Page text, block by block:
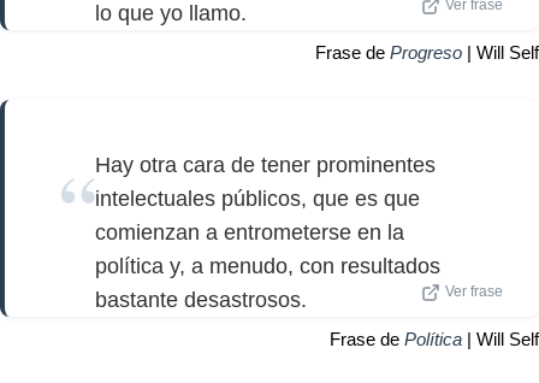
lo que yo llamo.
Ver frase
Frase de Progreso | Will Self
Hay otra cara de tener prominentes
intelectuales públicos, que es que
comienzan a entrometerse en la
política y, a menudo, con resultados
bastante desastrosos.
Ver frase
Frase de Política | Will Self